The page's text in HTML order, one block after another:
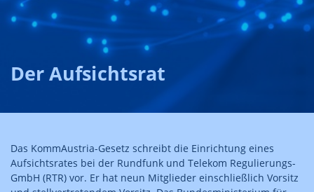
Der Aufsichtsrat
Das KommAustria-Gesetz schreibt die Einrichtung eines
Aufsichtsrates bei der Rundfunk und Telekom Regulierungs-
GmbH (RTR) vor. Er hat neun Mitglieder einschließlich Vorsitz